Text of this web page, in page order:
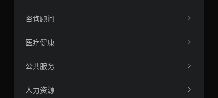
咨询顾问
医疗健康
公共服务
人力资源